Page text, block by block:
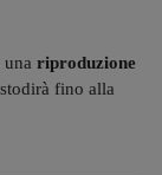
riproduzione
fino alla